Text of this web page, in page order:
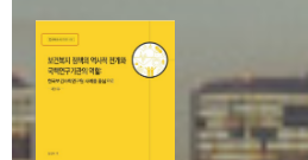
성과 50선 숫자로 보는 50년
세계와 함께 한 KIHASA
VR 역사관